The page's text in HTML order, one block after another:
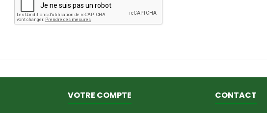
VOTRE COMPTE CONTACT